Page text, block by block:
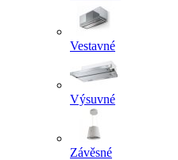
Vestavné
Výsuvné
Závěsné